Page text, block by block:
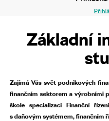
Základní
Zajímá Vás svět podnikových
finančním sektorem a výrobními
škole specializaci Finanční
s daňovým systémem, finančním